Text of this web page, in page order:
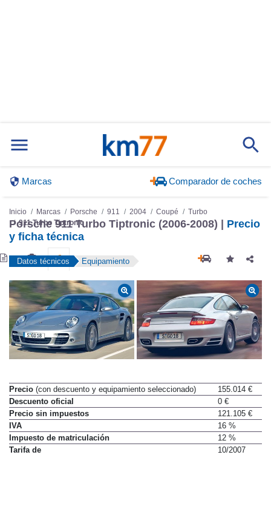
Porsche 911 Turbo Tiptronic (2006-2008) |
y ficha técnica
Precio(con descuento y equipamiento seleccionado)
155.014 €
Descuento oficial
0 €
Precio sin impuestos
121.105 €
IVA
16 %
Impuesto de matriculación
12 %